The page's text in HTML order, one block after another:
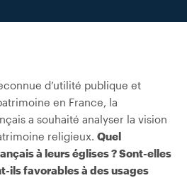
d’utilité publique et
en France, la
a souhaité analyser la vision
religieux. Quel
à leurs églises ? Sont-elles
ils favorables à des usages